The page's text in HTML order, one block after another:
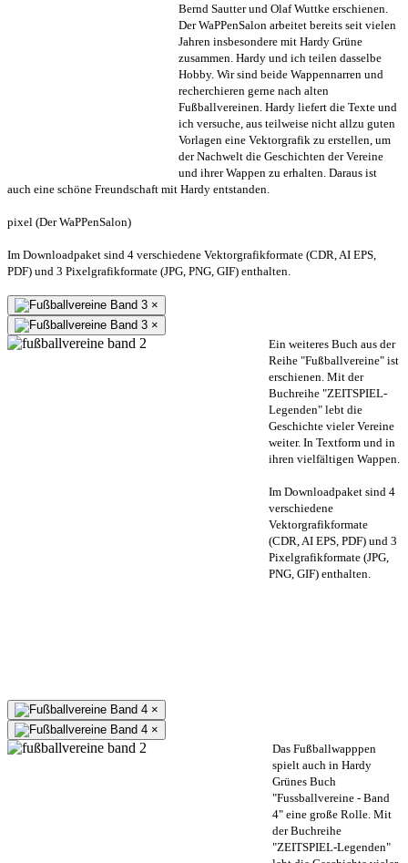
Bernd Sautter und Olaf Wuttke erschienen.
Der WaPPenSalon arbeitet bereits seit vielen
Jahren insbesondere mit Hardy Grüne
zusammen. Hardy und ich teilen dasselbe
Hobby. Wir sind beide Wappennarren und
recherchieren gerne nach alten
Fußballvereinen. Hardy liefert die Texte und
ich versuche, aus teilweise nicht allzu guten
Vorlagen eine Vektorgrafik zu erstellen, um
der Nachwelt die Geschichten der Vereine
und ihrer Wappen zu erhalten. Daraus ist
auch eine schöne Freundschaft mit Hardy entstanden.
pixel (Der WaPPenSalon)
Im Downloadpaket sind 4 verschiedene Vektorgrafikformate (CDR, AI EPS,
PDF) und 3 Pixelgrafikformate (JPG, PNG, GIF) enthalten.
×
×
Ein weiteres Buch aus der
Reihe "Fußballvereine" ist
erschienen. Mit der
Buchreihe "ZEITSPIEL-
Legenden" lebt die
Geschichte vieler Vereine
weiter. In Textform und in
ihren vielfältigen Wappen.
Im Downloadpaket sind 4
verschiedene
Vektorgrafikformate
(CDR, AI EPS, PDF) und 3
Pixelgrafikformate (JPG,
PNG, GIF) enthalten.
×
×
Das Fußballwapppen
spielt auch in Hardy
Grünes Buch
"Fussballvereine - Band
4" eine große Rolle. Mit
der Buchreihe
"ZEITSPIEL-Legenden"